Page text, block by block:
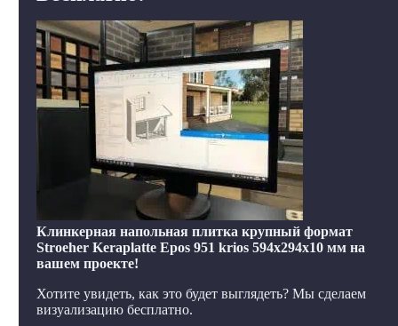
Клинкерная напольная плитка крупный формат
Stroeher Keraplatte Epos 951 krios 594х294х10 мм на
вашем проекте!
Хотите увидеть, как это будет выглядеть? Мы сделаем
визуализацию бесплатно.